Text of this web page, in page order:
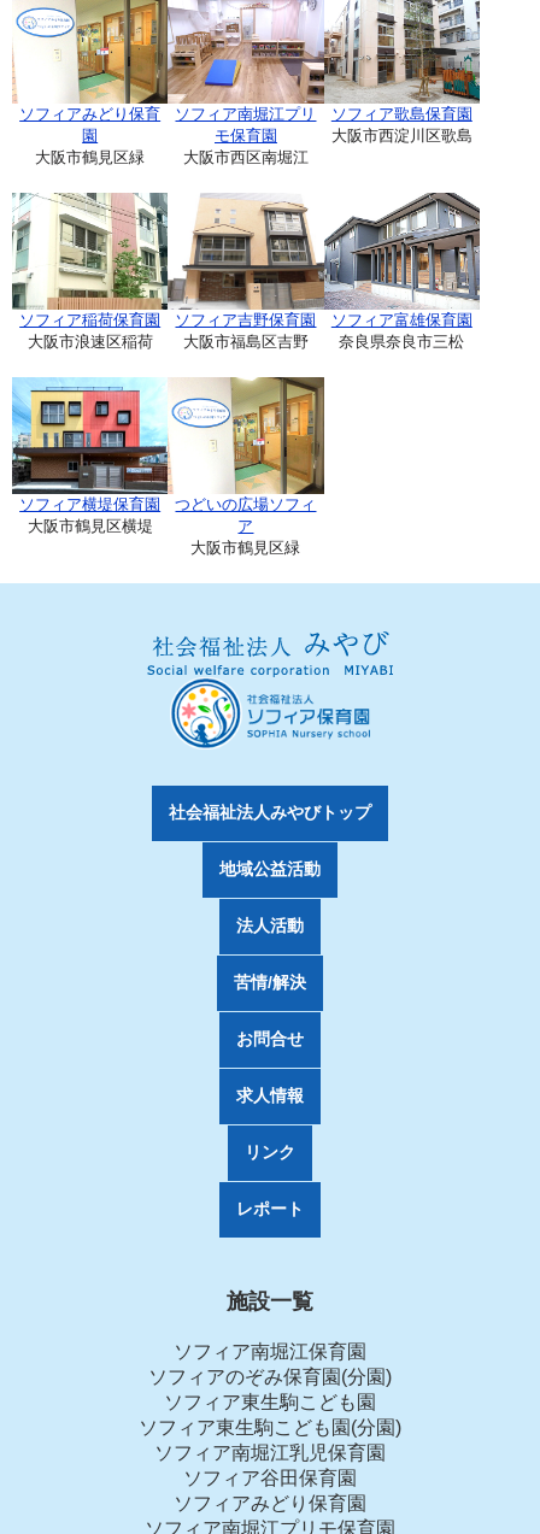
ソフィアみどり保育
園
大阪市鶴見区緑
ソフィア南堀江プリ
モ保育園
大阪市西区南堀江
ソフィア歌島保育園
大阪市西淀川区歌島
ソフィア稲荷保育園
大阪市浪速区稲荷
ソフィア吉野保育園
大阪市福島区吉野
ソフィア富雄保育園
奈良県奈良市三松
ソフィア横堤保育園
大阪市鶴見区横堤
つどいの広場ソフィ
ア
大阪市鶴見区緑
社会福祉法人みやびトップ
地域公益活動
法人活動
苦情/解決
お問合せ
求人情報
リンク
レポート
施設一覧
ソフィア南堀江保育園
ソフィアのぞみ保育園(分園)
ソフィア東生駒こども園
ソフィア東生駒こども園(分園)
ソフィア南堀江乳児保育園
ソフィア谷田保育園
ソフィアみどり保育園
ソフィア南堀江プリモ保育園